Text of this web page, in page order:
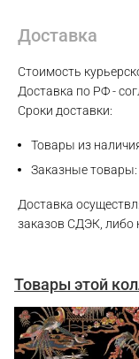
Доставка
Стоимость
Доставка по РФ -
Сроки доставки:
Товары из
Заказные товары:
Доставка
заказов СДЭК, либо
Товары этой